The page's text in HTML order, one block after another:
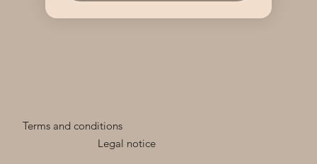
Legal notice
Terms and conditions